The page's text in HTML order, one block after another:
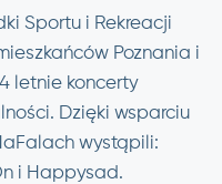
Sportu i Rekreacji
Poznania i
letnie koncerty
Dzięki wsparciu
wystąpili:
i Happysad.